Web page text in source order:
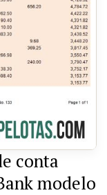
conta
modelo